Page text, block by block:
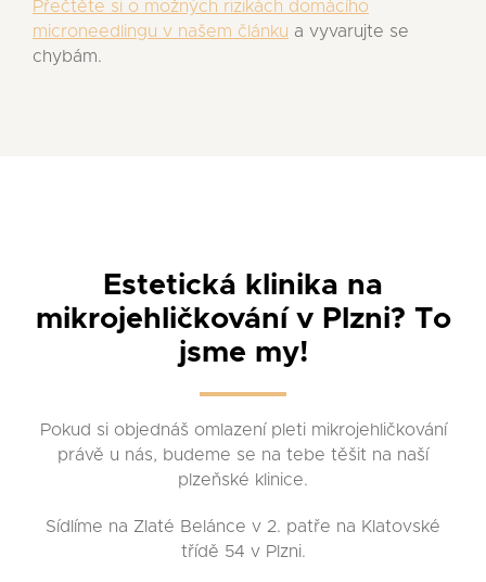
Přečtěte si o možných rizikách domácího
microneedlingu v našem článku a vyvarujte se
chybám.
Estetická klinika na
mikrojehličkování v Plzni? To
jsme my!
Pokud si objednáš omlazení pleti mikrojehličkování
právě u nás, budeme se na tebe těšit na naší
plzeňské klinice.
Sídlíme na Zlaté Belánce v 2. patře na Klatovské
třídě 54 v Plzni.